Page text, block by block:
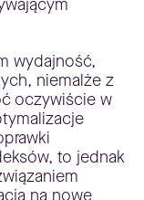
wydajność,
niemalże z
oczywiście w
to jednak
na nowe